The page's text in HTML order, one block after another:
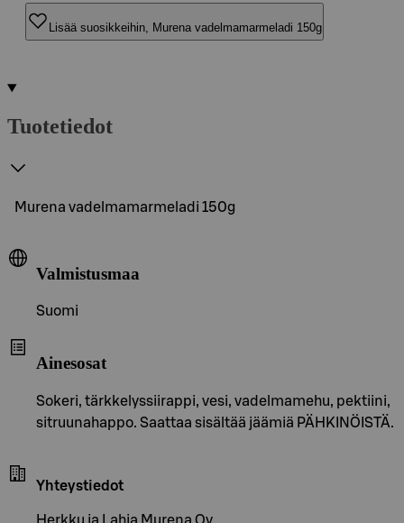
Lisää suosikkeihin, Murena vadelmamarmeladi 150g
Tuotetiedot
Murena vadelmamarmeladi 150g
Valmistusmaa
Suomi
Ainesosat
Sokeri, tärkkelyssiirappi, vesi, vadelmamehu, pektiini,
sitruunahappo. Saattaa sisältää jäämiä PÄHKINÖISTÄ.
Yhteystiedot
Herkku ja Lahja Murena Oy